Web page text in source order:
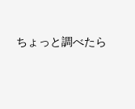
ちょっと調べたら